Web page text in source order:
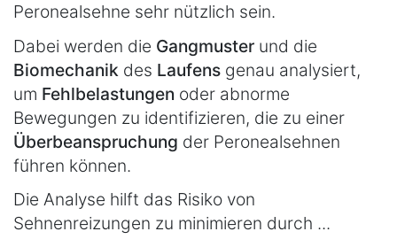
Peronealsehne sehr nützlich sein.
Dabei werden die Gangmuster und die
Biomechanik des Laufens genau analysiert,
um Fehlbelastungen oder abnorme
Bewegungen zu identifizieren, die zu einer
Überbeanspruchung der Peronealsehnen
führen können.
Die Analyse hilft das Risiko von
Sehnenreizungen zu minimieren durch ...